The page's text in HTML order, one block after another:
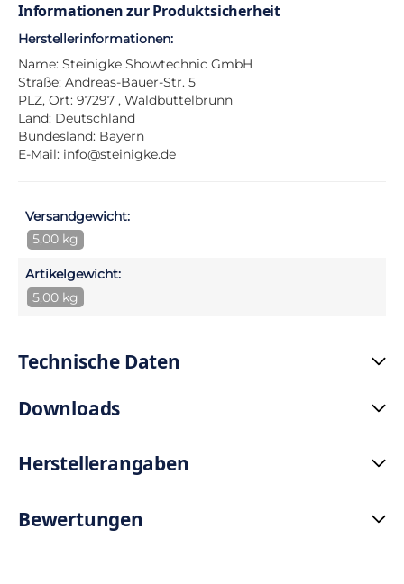
Informationen zur Produktsicherheit
Herstellerinformationen:
Name: Steinigke Showtechnic GmbH
Straße: Andreas-Bauer-Str. 5
PLZ, Ort: 97297 , Waldbüttelbrunn
Land: Deutschland
Bundesland: Bayern
E-Mail: info@steinigke.de
Versandgewicht:
5,00 kg
Artikelgewicht:
5,00 kg
Technische Daten
Downloads
Herstellerangaben
Bewertungen